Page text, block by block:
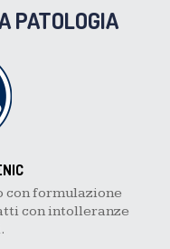
PATOLOGIA
formulazione
con intolleranze